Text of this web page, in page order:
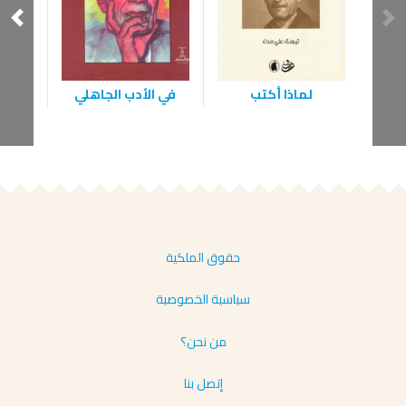
لماذا أكتب في الأدب الجاهلي
حقوق الملكية
سياسية الخصوصية
من نحن؟
إتصل بنا